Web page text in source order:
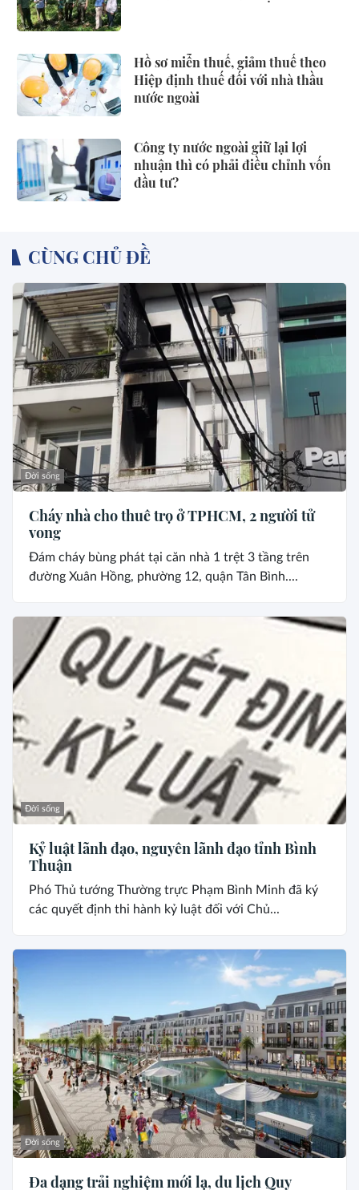
Hồ sơ miễn thuế, giảm thuế theo
Hiệp định thuế đối với nhà thầu
nước ngoài
Công ty nước ngoài giữ lại lợi
nhuận thì có phải điều chỉnh vốn
đầu tư?
CÙNG CHỦ ĐỀ
Đời sống
Cháy nhà cho thuê trọ ở TPHCM, 2 người tử
vong
Đám cháy bùng phát tại căn nhà 1 trệt 3 tầng trên
đường Xuân Hồng, phường 12, quận Tân Bình....
Đời sống
Kỷ luật lãnh đạo, nguyên lãnh đạo tỉnh Bình
Thuận
Phó Thủ tướng Thường trực Phạm Bình Minh đã ký
các quyết định thi hành kỷ luật đối với Chủ...
Đời sống
Đa dạng trải nghiệm mới lạ, du lịch Quy